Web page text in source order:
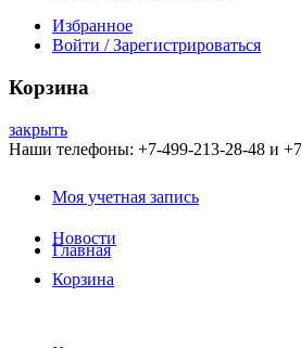
Избранное
Войти / Зарегистрироваться
Корзина
закрыть
Наши телефоны: +7-499-213-28-48 и
Моя учетная запись
Новости
Корзина
Главная